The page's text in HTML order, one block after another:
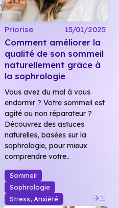
Priorise 15/01/2025
Comment améliorer la
qualité de son sommeil
naturellement grâce à
la sophrologie
Vous avez du mal à vous
endormir ? Votre sommeil est
agité ou non réparateur ?
Découvrez des astuces
naturelles, basées sur la
sophrologie, pour mieux
comprendre votre..
Sommeil
Sophrologie
Stress, Anxiété
read_more